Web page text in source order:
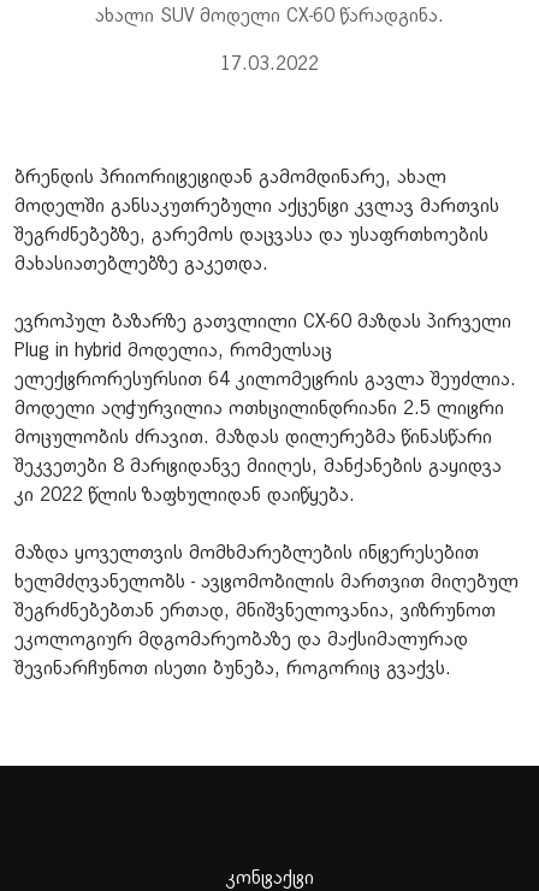
ახალი SUV მოდელი CX-60 წარადგინა.
17.03.2022
ბრენდის პრიორიტეტიდან გამომდინარე, ახალ
მოდელში განსაკუთრებული აქცენტი კვლავ მართვის
შეგრძნებებზე, გარემოს დაცვასა და უსაფრთხოების
მახასიათებლებზე გაკეთდა.
ევროპულ ბაზარზე გათვლილი CX-60 მაზდას პირველი
Plug in hybrid მოდელია, რომელსაც
ელექტრორესურსით 64 კილომეტრის გავლა შეუძლია.
მოდელი აღჭურვილია ოთხცილინდრიანი 2.5 ლიტრი
მოცულობის ძრავით. მაზდას დილერებმა წინასწარი
შეკვეთები 8 მარტიდანვე მიიღეს, მანქანების გაყიდვა
კი 2022 წლის ზაფხულიდან დაიწყება.
მაზდა ყოველთვის მომხმარებლების ინტერესებით
ხელმძღვანელობს - ავტომობილის მართვით მიღებულ
შეგრძნებებთან ერთად, მნიშვნელოვანია, ვიზრუნოთ
ეკოლოგიურ მდგომარეობაზე და მაქსიმალურად
შევინარჩუნოთ ისეთი ბუნება, როგორიც გვაქვს.
კონტაქტი